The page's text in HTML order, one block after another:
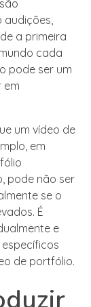
audições,
a primeira
cada
pode ser um
em
um vídeo de
em
pode não ser
se o
É
e
de portfólio.